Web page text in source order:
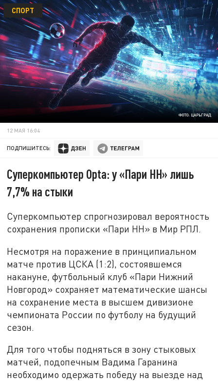
ФОТО: ЦАРЬГРАД
СПОРТ
12 МАЯ 16:04
ПОДПИШИТЕСЬ:
Суперкомпьютер Opta: у «Пари НН» лишь
7,7% на стыки
Суперкомпьютер спрогнозировал вероятность
сохранения прописки «Пари НН» в Мир РПЛ.
Несмотря на поражение в принципиальном
матче против ЦСКА (1:2), состоявшемся
накануне, футбольный клуб «Пари Нижний
Новгород» сохраняет математические шансы
на сохранение места в высшем дивизионе
чемпионата России по футболу на будущий
сезон.
Для того чтобы подняться в зону стыковых
матчей, подопечным Вадима Гаранина
необходимо одержать победу на выезде над